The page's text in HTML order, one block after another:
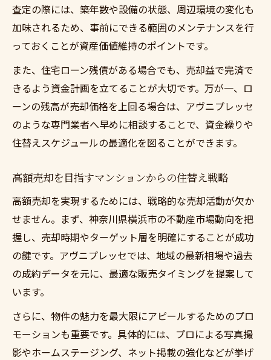
査定の際には、築年数や設備の状態、周辺環境の変化も
加味されるため、事前にできる範囲のメンテナンスを行
っておくことが資産価値維持のポイントです。
また、住宅ローン残債がある場合でも、売却益で完済で
きるよう資金計画を立てることが大切です。万が一、ロ
ーンの残高が売却価格を上回る場合は、アヴニプレッセ
のような専門業者へ早めに相談することで、資金繰りや
住替えスケジュールの最適化を図ることができます。
高額売却を目指すマンションからの住替え戦略
高額売却を実現するためには、戦略的な売却活動が欠か
せません。まず、神奈川県横浜市の不動産市場動向を把
握し、売却時期やターゲット層を明確にすることが成功
の鍵です。アヴニプレッセでは、地域の最新相場や過去
の成約データを元に、最適な販売タイミングを提案して
います。
さらに、物件の魅力を最大限にアピールするためのプロ
モーションも重要です。具体的には、プロによる写真撮
影やホームステージング、ネット掲載の強化などが挙げ